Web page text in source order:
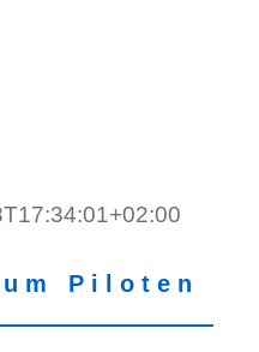
Piloten